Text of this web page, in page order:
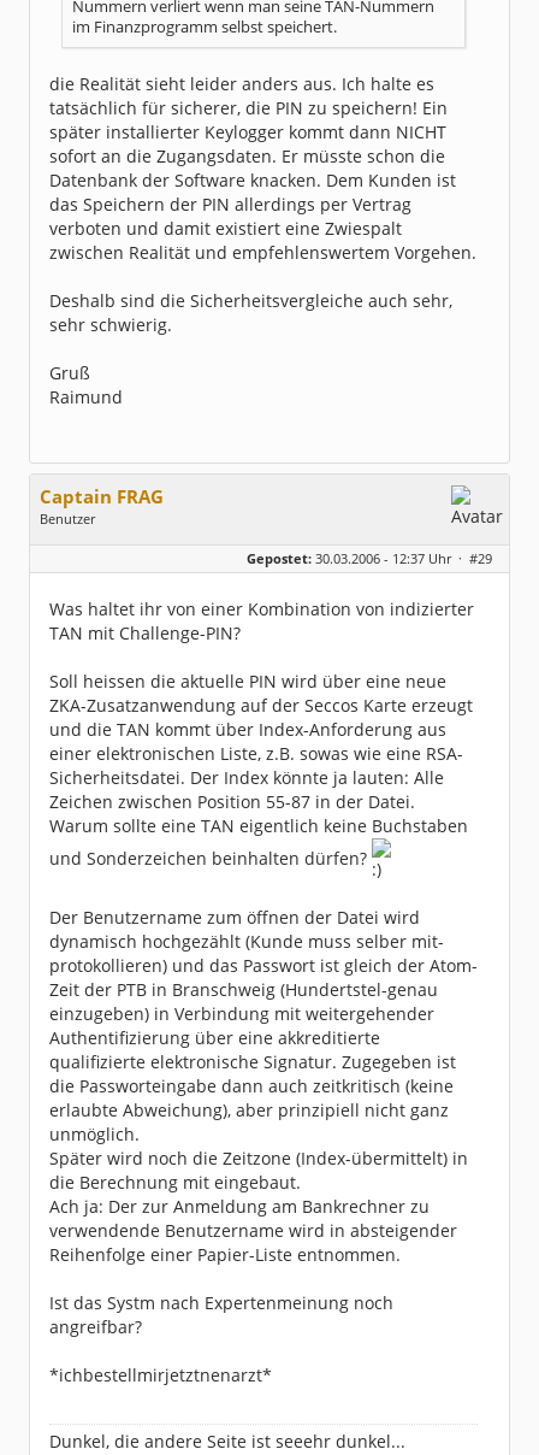
Nummern verliert wenn man seine TAN-Nummern
im Finanzprogramm selbst speichert.
die Realität sieht leider anders aus. Ich halte es
tatsächlich für sicherer, die PIN zu speichern! Ein
später installierter Keylogger kommt dann NICHT
sofort an die Zugangsdaten. Er müsste schon die
Datenbank der Software knacken. Dem Kunden ist
das Speichern der PIN allerdings per Vertrag
verboten und damit existiert eine Zwiespalt
zwischen Realität und empfehlenswertem Vorgehen.
Deshalb sind die Sicherheitsvergleiche auch sehr,
sehr schwierig.
Gruß
Raimund
Captain FRAG
Benutzer
Geschlecht:
keine Angabe
Beiträge:
5096
Gepostet: 30.03.2006 - 12:37 Uhr · #29
Was haltet ihr von einer Kombination von indizierter
TAN mit Challenge-PIN?
Soll heissen die aktuelle PIN wird über eine neue
ZKA-Zusatzanwendung auf der Seccos Karte erzeugt
und die TAN kommt über Index-Anforderung aus
einer elektronischen Liste, z.B. sowas wie eine RSA-
Sicherheitsdatei. Der Index könnte ja lauten: Alle
Zeichen zwischen Position 55-87 in der Datei.
Warum sollte eine TAN eigentlich keine Buchstaben
und Sonderzeichen beinhalten dürfen?
Der Benutzername zum öffnen der Datei wird
dynamisch hochgezählt (Kunde muss selber mit-
protokollieren) und das Passwort ist gleich der Atom-
Zeit der PTB in Branschweig (Hundertstel-genau
einzugeben) in Verbindung mit weitergehender
Authentifizierung über eine akkreditierte
qualifizierte elektronische Signatur. Zugegeben ist
die Passworteingabe dann auch zeitkritisch (keine
erlaubte Abweichung), aber prinzipiell nicht ganz
unmöglich.
Später wird noch die Zeitzone (Index-übermittelt) in
die Berechnung mit eingebaut.
Ach ja: Der zur Anmeldung am Bankrechner zu
verwendende Benutzername wird in absteigender
Reihenfolge einer Papier-Liste entnommen.
Ist das Systm nach Expertenmeinung noch
angreifbar?
*ichbestellmirjetztnenarzt*
Dunkel, die andere Seite ist seeehr dunkel...